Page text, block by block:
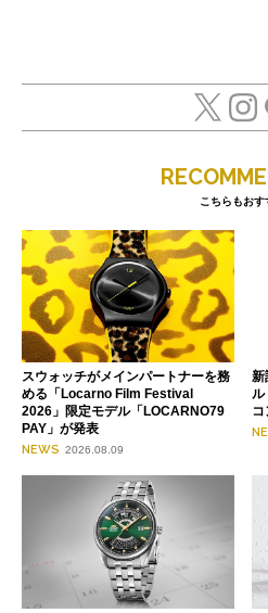
こちらもおす
スウォッチがメインパートナーを務
める「Locarno Film Festival
2026」限定モデル「LOCARNO79
PAY」が発表
NEWS 2026.08.09
新
ル
コ